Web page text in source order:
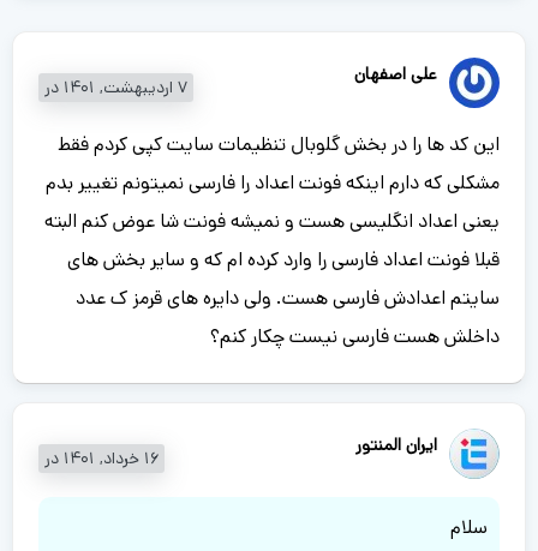
علی اصفهان
7 اردیبهشت, 1401 در
این کد ها را در بخش گلوبال تنظیمات سایت کپی کردم فقط
مشکلی که دارم اینکه فونت اعداد را فارسی نمیتونم تغییر بدم
یعنی اعداد انگلیسی هست و نمیشه فونت شا عوض کنم البته
قبلا فونت اعداد فارسی را وارد کرده ام که و سایر بخش های
سایتم اعدادش فارسی هست. ولی دایره های قرمز ک عدد
داخلش هست فارسی نیست چکار کنم؟
ایران المنتور
16 خرداد, 1401 در
سلام